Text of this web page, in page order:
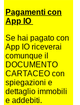
Pagamenti con
App IO
Se hai pagato con
App IO riceverai
comunque il
DOCUMENTO
CARTACEO con
spiegazioni e
dettaglio immobili
e addebiti.